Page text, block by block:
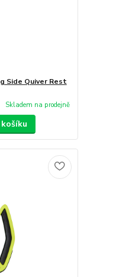
Side Quiver Rest
Skladem na prodejně